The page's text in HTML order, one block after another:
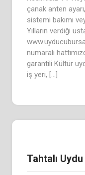
çanak anten
sistemi bakımı
Yılların verdiği
numaralı
garantili Kültür
iş yeri, […]
Tahtalı